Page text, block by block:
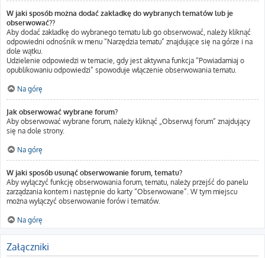
W jaki sposób można dodać zakładkę do wybranych tematów lub je
obserwować??
Aby dodać zakładkę do wybranego tematu lub go obserwować, należy kliknąć
odpowiedni odnośnik w menu “Narzędzia tematu” znajdujące się na górze i na
dole wątku.
Udzielenie odpowiedzi w temacie, gdy jest aktywna funkcja “Powiadamiaj o
opublikowaniu odpowiedzi” spowoduje włączenie obserwowania tematu.
Na górę
Jak obserwować wybrane forum?
Aby obserwować wybrane forum, należy kliknąć „Obserwuj forum” znajdujący
się na dole strony.
Na górę
W jaki sposób usunąć obserwowanie forum, tematu?
Aby wyłączyć funkcję obserwowania forum, tematu, należy przejść do panelu
zarządzania kontem i następnie do karty “Obserwowane”. W tym miejscu
można wyłączyć obserwowanie forów i tematów.
Na górę
Załączniki